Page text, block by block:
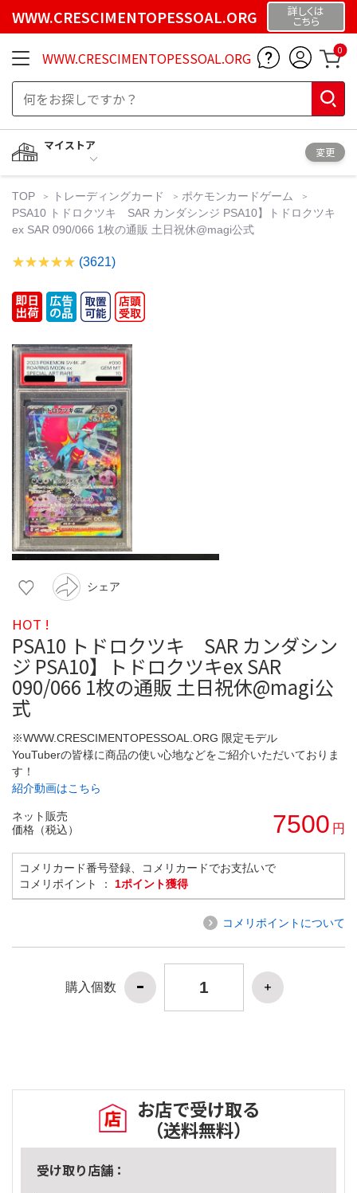
WWW.CRESCIMENTOPESSOAL.ORG 詳しくは
こちら
WWW.CRESCIMENTOPESSOAL.ORG 0
マイストア
変更
TOP トレーディングカード
ポケモンカードゲーム
PSA10 トドロクツキ SAR カンダシンジ PSA10】トドロクツキ
ex SAR 090/066 1枚の通販 土日祝休@magi公式
(3621)
シェア
HOT !
PSA10 トドロクツキ SAR カンダシン
ジ PSA10】トドロクツキex SAR
090/066 1枚の通販 土日祝休@magi公
式
※WWW.CRESCIMENTOPESSOAL.ORG 限定モデル
YouTuberの皆様に商品の使い心地などをご紹介いただいておりま
す！
紹介動画はこちら
ネット販売
価格（税込）
7500 円
コメリカード番号登録、コメリカードでお支払いで
コメリポイント ： 1ポイント獲得
コメリポイントについて
購入個数
お店で受け取る
（送料無料）
受け取り店舗：